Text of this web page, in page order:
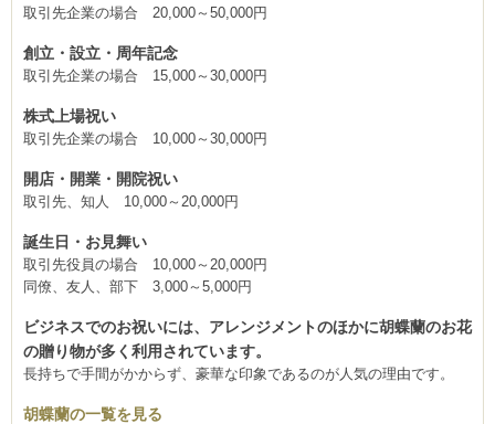
取引先企業の場合 20,000～50,000円
創立・設立・周年記念
取引先企業の場合 15,000～30,000円
株式上場祝い
取引先企業の場合 10,000～30,000円
開店・開業・開院祝い
取引先、知人 10,000～20,000円
誕生日・お見舞い
取引先役員の場合 10,000～20,000円
同僚、友人、部下 3,000～5,000円
ビジネスでのお祝いには、アレンジメントのほかに胡蝶蘭のお花
の贈り物が多く利用されています。
長持ちで手間がかからず、豪華な印象であるのが人気の理由です。
胡蝶蘭の一覧を見る